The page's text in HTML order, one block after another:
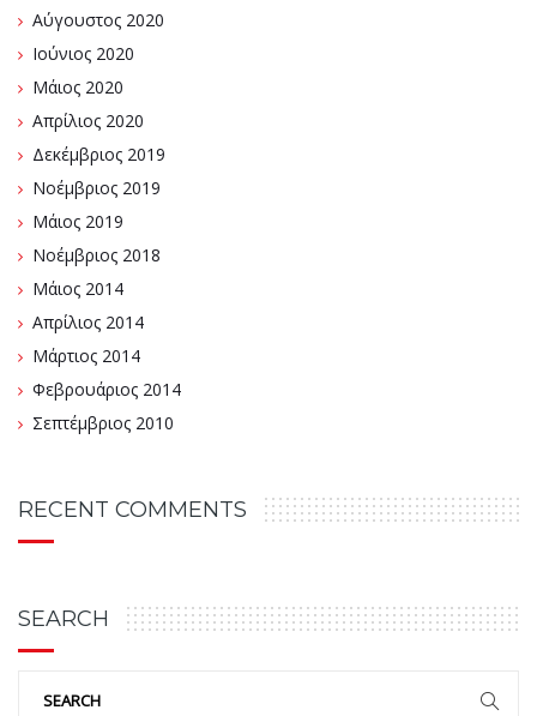
Αύγουστος 2020
Ιούνιος 2020
Μάιος 2020
Απρίλιος 2020
Δεκέμβριος 2019
Νοέμβριος 2019
Μάιος 2019
Νοέμβριος 2018
Μάιος 2014
Απρίλιος 2014
Μάρτιος 2014
Φεβρουάριος 2014
Σεπτέμβριος 2010
RECENT COMMENTS
SEARCH